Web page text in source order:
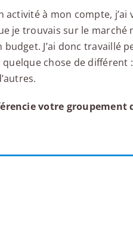
activité à mon compte,
je trouvais sur le
J’ai donc travaillé
quelque chose de
votre groupement